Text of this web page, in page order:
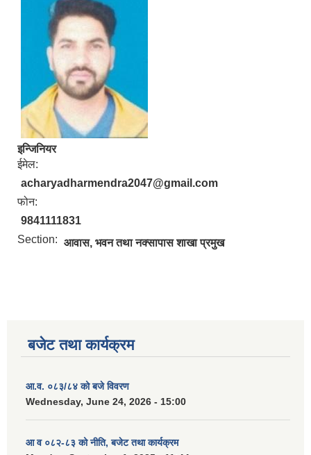
इन्जिनियर
ईमेल:
acharyadharmendra2047@gmail.com
फोन:
9841111831
Section: आवास, भवन तथा नक्सापास शाखा प्रमुख
बजेट तथा कार्यक्रम
आ.व. ०८३/८४ को बजे विवरण
Wednesday, June 24, 2026 - 15:00
आ व ०८२-८३ को नीति, बजेट तथा कार्यक्रम